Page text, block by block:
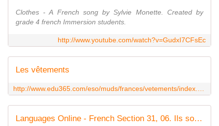
Clothes - A French song by Sylvie Monette. Created by
grade 4 french Immersion students.
http://www.youtube.com/watch?v=GudxI7CFsEc
Les vêtements
Languages Online - French Section 31, 06. Ils sont habillés comment?